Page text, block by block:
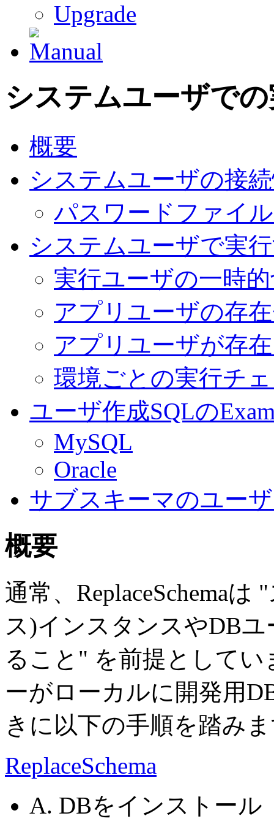
システムユーザで
概要
システムユーザの接
パスワードファイ
システムユーザで実
実行ユーザの一時
アプリユーザの存
アプリユーザが存
環境ごとの実行チ
ユーザ作成SQLの
MySQL
Oracle
サブスキーマのユー
概要
通常、ReplaceSchema
ス)インスタンスやDB
ること" を前提として
ーがローカルに開発用
きに以下の手順を踏み
ReplaceSchema
A. DBをインストール